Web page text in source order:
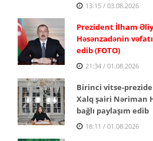
13:15 / 03.08.2026
Prezident İlham
Həsənzadənin
edib (FOTO)
21:34 / 01.08.2026
Birinci vitse-
Xalq şairi Nəriman
bağlı paylaşım edib
18:11 / 01.08.2026